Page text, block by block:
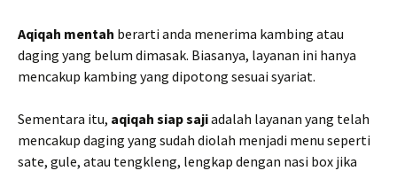
Aqiqah mentah berarti anda menerima kambing atau
daging yang belum dimasak. Biasanya, layanan ini hanya
mencakup kambing yang dipotong sesuai syariat.
Sementara itu, aqiqah siap sajiadalah layanan yang telah
mencakup daging yang sudah diolah menjadi menu seperti
sate, gule, atau tengkleng, lengkap dengan nasi box jika